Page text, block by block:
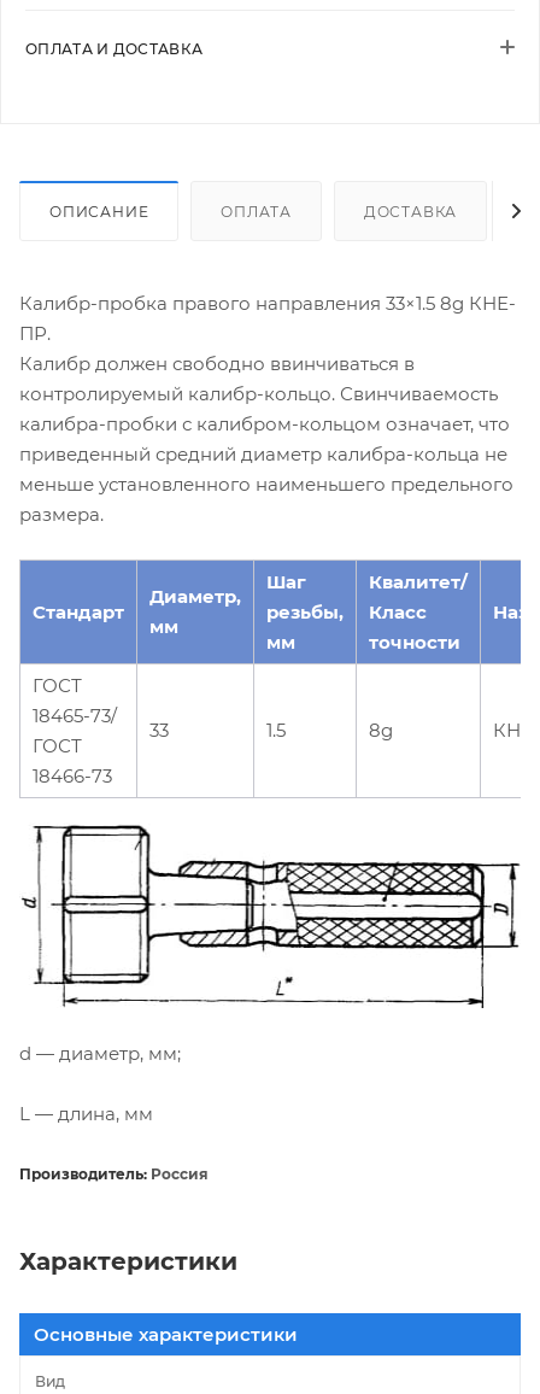
ОПЛАТА И ДОСТАВКА
ОПИСАНИЕ ОПЛАТА ДОСТАВКА
Калибр-пробка правого направления 33×1.5 8g КНЕ-
ПР.
Калибр должен свободно ввинчиваться в
контролируемый калибр-кольцо. Свинчиваемость
калибра-пробки с калибром-кольцом означает, что
приведенный средний диаметр калибра-кольца не
меньше установленного наименьшего предельного
размера.
Стандарт
Диаметр,
мм
Шаг
резьбы,
мм
Квалитет/
Класс
точности
ГОСТ
18465-73/
ГОСТ
18466-73
33 1.5 8g
d — диаметр, мм;
L — длина, мм
Производитель: Россия
Характеристики
Основные характеристики
Вид